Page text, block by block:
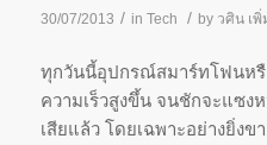
30/07/2013 / in Tech / by วศิน เ
ทุกวันนี้อุปกรณ์สมาร์ทโฟนหรื
ความเร็วสูงขึ้น จนชักจะแซง
เสียแล้ว โดยเฉพาะอย่างยิ่ง